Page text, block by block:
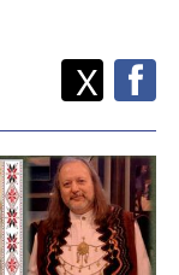
Споделете
X